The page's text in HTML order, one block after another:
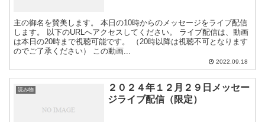
主の御名を賛美します。 本日の10時からのメッセージをライブ配信
します。 以下のURLへアクセスしてください。 ライブ配信は、動画
は本日の20時まで視聴可能です。 （20時以降は視聴不可となります
のでご了承ください） この動画...
2022.09.18
読み物
２０２４年１２月２９日メッセー
ジライブ配信（限定）